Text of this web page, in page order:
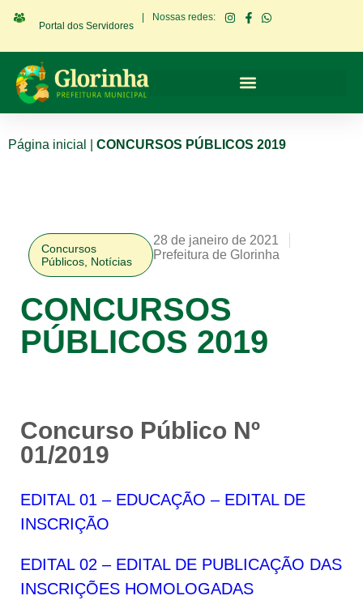
Portal dos Servidores
Nossas redes:
Página inicial CONCURSOS PÚBLICOS 2019
Concursos
Públicos Notícias
28 de janeiro de 2021
Prefeitura de Glorinha
CONCURSOS
PÚBLICOS 2019
Concurso Público Nº
01/2019
EDITAL 01 – EDUCAÇÃO – EDITAL DE
INSCRIÇÃO
EDITAL 02 – EDITAL DE PUBLICAÇÃO DAS
INSCRIÇÕES HOMOLOGADAS